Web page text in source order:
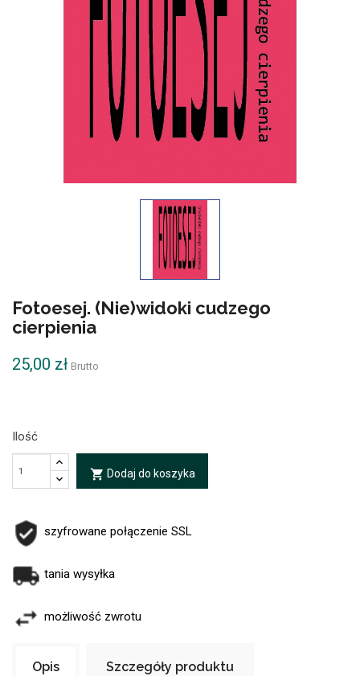
Fotoesej. (Nie)widoki cudzego
cierpienia
25,00 zł Brutto
Ilość
local_grocery_store Dodaj do koszyka
szyfrowane połączenie SSL
tania wysyłka
możliwość zwrotu
Opis Szczegóły produktu